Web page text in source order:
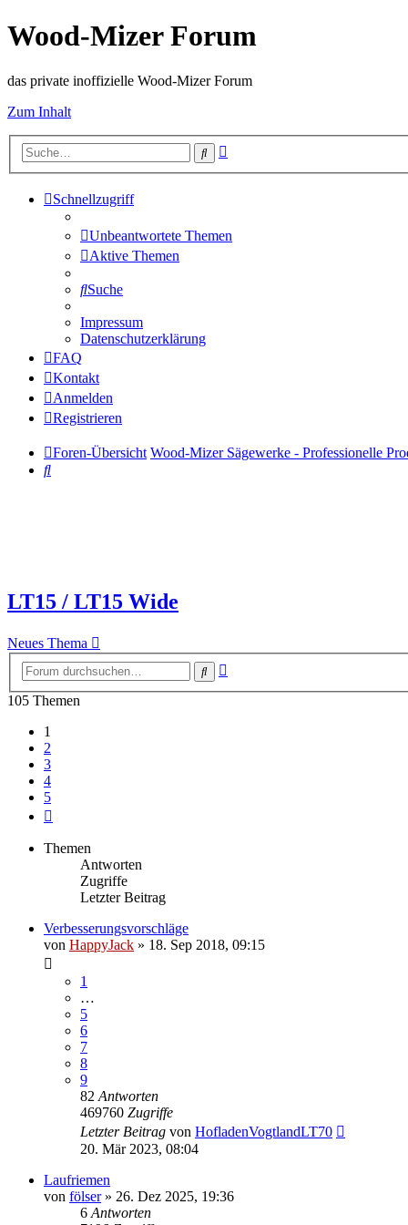
Wood-Mizer Forum
das private inoffizielle Wood-Mizer Forum
Zum Inhalt
Suche
Schnellzugriff
Unbeantwortete Themen
Aktive Themen
Suche
Impressum
Datenschutzerklärung
FAQ
Kontakt
Anmelden
Registrieren
Foren-Übersicht Wood-Mizer Sägewerke - Professionelle
Suche
LT15 / LT15 Wide
Neues Thema
Suche
105 Themen
1
2
3
4
5
Themen
Antworten
Zugriffe
Letzter Beitrag
Verbesserungsvorschläge
von HappyJack » 18. Sep 2018, 09:15
1
…
5
6
7
8
9
82 Antworten
469760 Zugriffe
Letzter Beitrag von HofladenVogtlandLT70
20. Mär 2023, 08:04
Laufriemen
von fölser» 26. Dez 2025, 19:36
6 Antworten